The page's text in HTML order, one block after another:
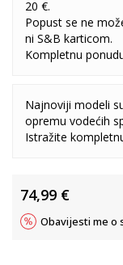
20 €.
Popust se ne
ni S&B karticom.
Kompletnu
Najnoviji modeli
opremu vodećih
Istražite
74,99 €
Obavijesti me o